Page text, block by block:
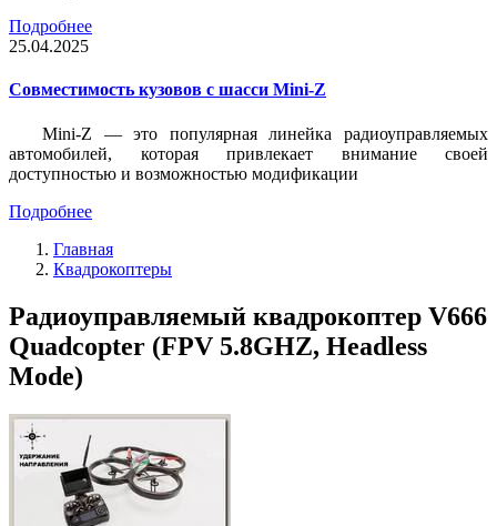
Подробнее
25.04.2025
Совместимость кузовов с шасси Mini-Z
Mini-Z — это популярная линейка радиоуправляемых
автомобилей, которая привлекает внимание своей
доступностью и возможностью модификации
Подробнее
Главная
Квадрокоптеры
Радиоуправляемый квадрокоптер V666
Quadcopter (FPV 5.8GHZ, Headless
Mode)